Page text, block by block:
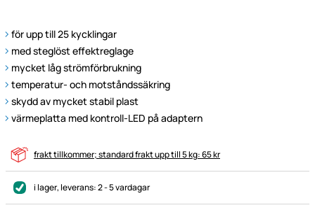
för upp till 25 kycklingar
med steglöst effektreglage
mycket låg strömförbrukning
temperatur- och motståndssäkring
skydd av mycket stabil plast
värmeplatta med kontroll-LED på adaptern
frakt tillkommer; standard frakt upp till 5 kg: 65 kr
i lager, leverans:2 - 5 vardagar